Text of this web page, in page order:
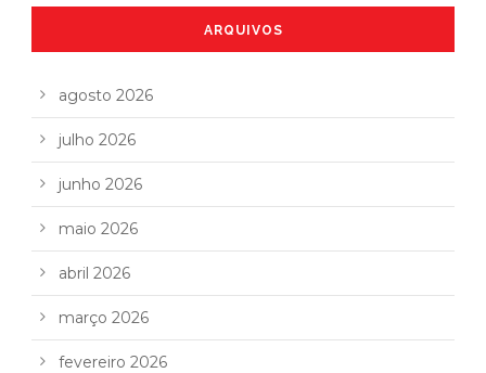
ARQUIVOS
agosto 2026
julho 2026
junho 2026
maio 2026
abril 2026
março 2026
fevereiro 2026